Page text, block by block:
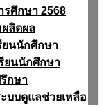
รศึกษา 2568
ผลิตผล
ยนนักศึกษา
ยนนักศึกษา
กษา
บบดูแลช่วยเหลือ